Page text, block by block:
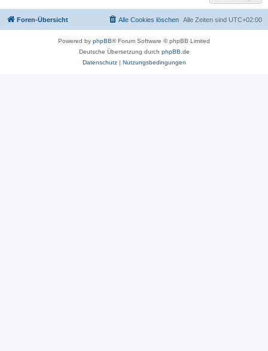
Foren-Übersicht Alle Zeiten sind UTC+02:00
Alle Cookies löschen
Powered by phpBB® Forum Software © phpBB Limited
Deutsche Übersetzung durch phpBB.de
Datenschutz| Nutzungsbedingungen